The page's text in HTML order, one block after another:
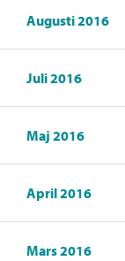
Augusti 2016
Juli 2016
Maj 2016
April 2016
Mars 2016